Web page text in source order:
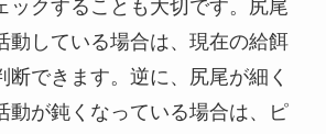
ックすることも大切です。尻尾
動している場合は、現在の給餌
断できます。逆に、尻尾が細く
動が鈍くなっている場合は、ピ